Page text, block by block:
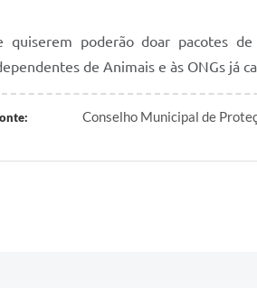
quiserem poderão doar pacotes
de Animais e às ONGs já
Conselho Municipal de